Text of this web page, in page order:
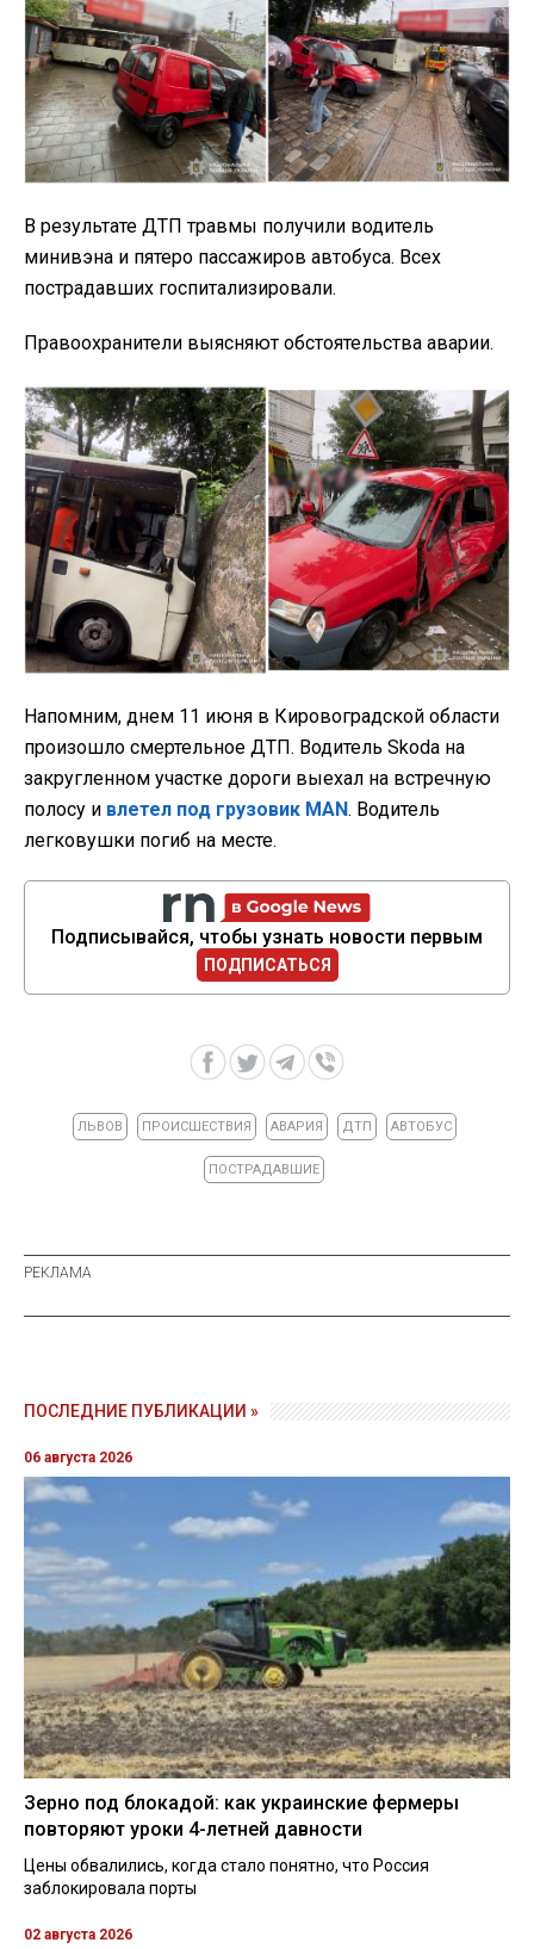
В результате ДТП травмы получили водитель
минивэна и пятеро пассажиров автобуса. Всех
пострадавших госпитализировали.
Правоохранители выясняют обстоятельства аварии.
Напомним, днем 11 июня в Кировоградской области
произошло смертельное ДТП. Водитель Skoda на
закругленном участке дороги выехал на встречную
полосу и влетел под грузовик MAN. Водитель
легковушки погиб на месте.
Подписывайся, чтобы узнать новости первым
ПОДПИСАТЬСЯ
ЛЬВОВ ПРОИСШЕСТВИЯ АВАРИЯ ДТП АВТОБУС
ПОСТРАДАВШИЕ
ПОСЛЕДНИЕ ПУБЛИКАЦИИ »
06 августа 2026
Зерно под блокадой: как украинские фермеры
повторяют уроки 4-летней давности
Цены обвалились, когда стало понятно, что Россия
заблокировала порты
02 августа 2026